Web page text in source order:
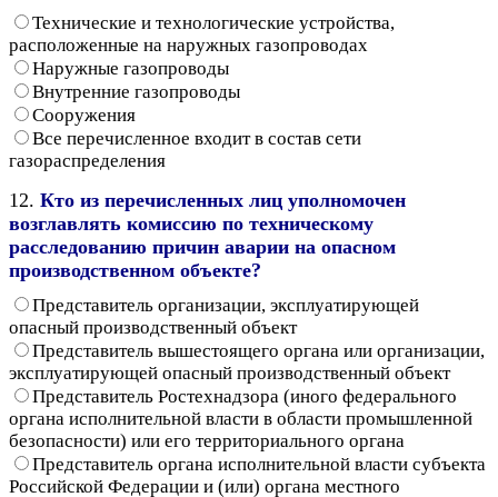
Технические и технологические устройства,
расположенные на наружных газопроводах
Наружные газопроводы
Внутренние газопроводы
Сооружения
Все перечисленное входит в состав сети
газораспределения
12. Кто из перечисленных лиц уполномочен
возглавлять комиссию по техническому
расследованию причин аварии на опасном
производственном объекте?
Представитель организации, эксплуатирующей
опасный производственный объект
Представитель вышестоящего органа или организации,
эксплуатирующей опасный производственный объект
Представитель Ростехнадзора (иного федерального
органа исполнительной власти в области промышленной
безопасности) или его территориального органа
Представитель органа исполнительной власти субъекта
Российской Федерации и (или) органа местного